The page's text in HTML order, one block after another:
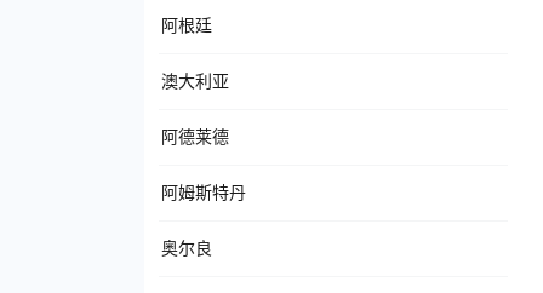
阿根廷
澳大利亚
阿德莱德
阿姆斯特丹
奥尔良